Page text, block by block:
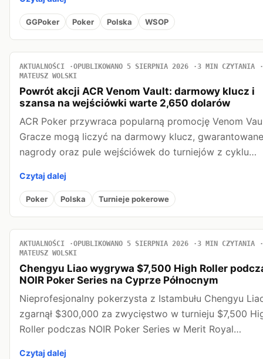
GGPoker Poker Polska WSOP
AKTUALNOŚCI OPUBLIKOWANO 5 SIERPNIA 2026
3 MIN CZYTANIA
MATEUSZ WOLSKI
Powrót akcji ACR Venom Vault: darmowy klucz i
szansa na wejściówki warte 2,650 dolarów
ACR Poker przywraca popularną promocję Venom
Gracze mogą liczyć na darmowy klucz, gwarantowane
nagrody oraz pule wejściówek do turniejów z cyklu…
Czytaj dalej
Poker Polska Turnieje pokerowe
AKTUALNOŚCI OPUBLIKOWANO 5 SIERPNIA 2026
3 MIN CZYTANIA
MATEUSZ WOLSKI
Chengyu Liao wygrywa $7,500 High Roller
NOIR Poker Series na Cyprze Północnym
Nieprofesjonalny pokerzysta z Istambułu Chengyu
zgarnął $300,000 za zwycięstwo w turnieju $7,500
Roller podczas NOIR Poker Series w Merit Royal…
Czytaj dalej